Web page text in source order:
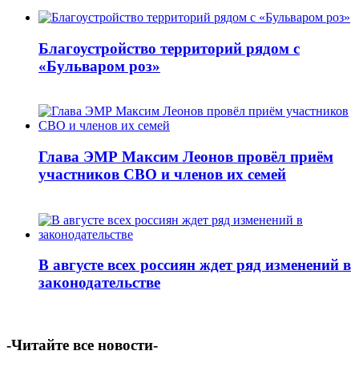
Благоустройство территорий рядом с
«Бульваром роз»
Глава ЭМР Максим Леонов провёл приём
участников СВО и членов их семей
В августе всех россиян ждет ряд изменений в
законодательстве
-Читайте все новости-